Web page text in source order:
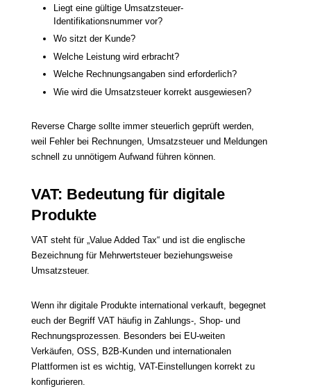
Liegt eine gültige Umsatzsteuer-
Identifikationsnummer vor?
Wo sitzt der Kunde?
Welche Leistung wird erbracht?
Welche Rechnungsangaben sind erforderlich?
Wie wird die Umsatzsteuer korrekt ausgewiesen?
Reverse Charge sollte immer steuerlich geprüft werden,
weil Fehler bei Rechnungen, Umsatzsteuer und Meldungen
schnell zu unnötigem Aufwand führen können.
VAT: Bedeutung für digitale
Produkte
VAT steht für „Value Added Tax“ und ist die englische
Bezeichnung für Mehrwertsteuer beziehungsweise
Umsatzsteuer.
Wenn ihr digitale Produkte international verkauft, begegnet
euch der Begriff VAT häufig in Zahlungs-, Shop- und
Rechnungsprozessen. Besonders bei EU-weiten
Verkäufen, OSS, B2B-Kunden und internationalen
Plattformen ist es wichtig, VAT-Einstellungen korrekt zu
konfigurieren.